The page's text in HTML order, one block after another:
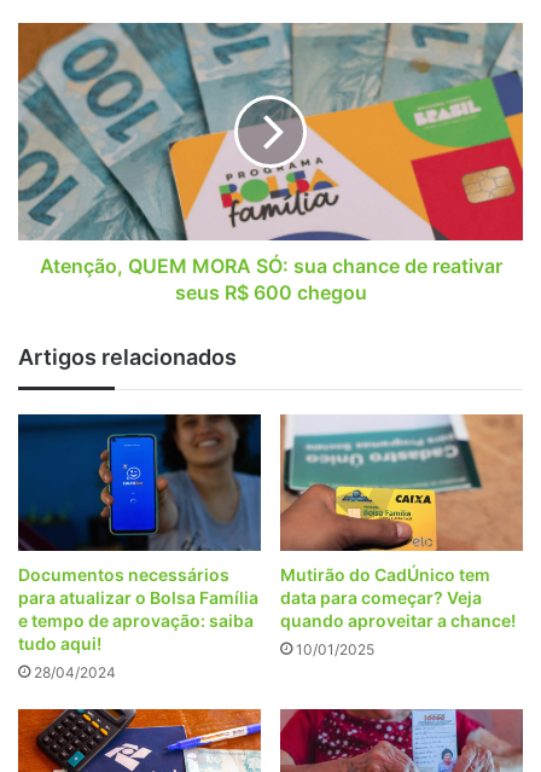
PERDER
PIX
Atenção,
QUEM
MORA
SÓ:
sua
chance
de
reativar
seus
Atenção, QUEM MORA SÓ: sua chance de reativar
seus R$ 600 chegou
Artigos relacionados
Documentos necessários
para atualizar o Bolsa Família
e tempo de aprovação: saiba
tudo aqui!
28/04/2024
Mutirão do CadÚnico tem
data para começar? Veja
quando aproveitar a chance!
10/01/2025